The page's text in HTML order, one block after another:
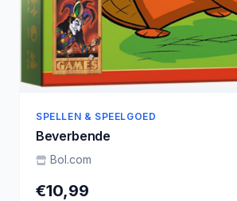
SPELLEN & SPEELGOED
Beverbende
Bol.com
€10,99